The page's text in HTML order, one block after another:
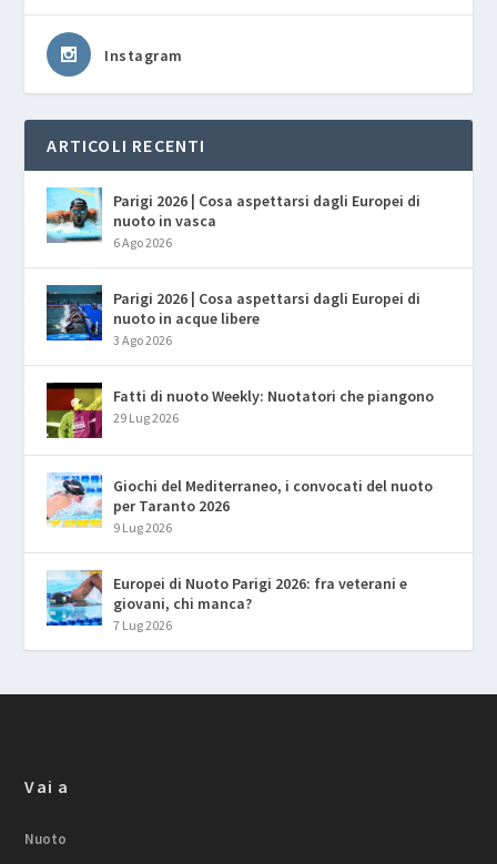
Instagram
ARTICOLI RECENTI
Parigi 2026 | Cosa aspettarsi dagli Europei di
nuoto in vasca
6 Ago 2026
Parigi 2026 | Cosa aspettarsi dagli Europei di
nuoto in acque libere
3 Ago 2026
Fatti di nuoto Weekly: Nuotatori che piangono
29 Lug 2026
Giochi del Mediterraneo, i convocati del nuoto
per Taranto 2026
9 Lug 2026
Europei di Nuoto Parigi 2026: fra veterani e
giovani, chi manca?
7 Lug 2026
Vai a
Nuoto